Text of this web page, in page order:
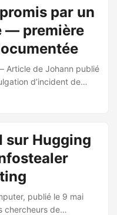
nommé ExploitGym,
Sol et un modèle
sans les
chargés de
L’objectif était de
maximales. ...
par un
— première
Article de Johann publié
d’incident de
JADEPUFFER. 🎯
été établi via un dataset
d’exécution de code
code dataset
dans la configuration
sur Hugging
publié le 9 mai
chercheurs de